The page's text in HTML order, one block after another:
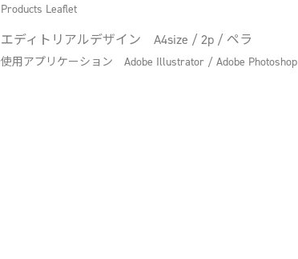
Products Leaflet
エディトリアルデザイン A4size / 2p / ペラ
使用アプリケーション Adobe Illustrator / Adobe Photoshop